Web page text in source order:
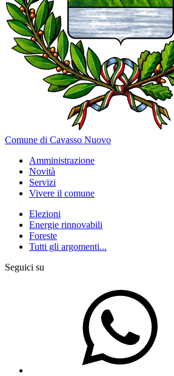
Comune di Cavasso Nuovo
Amministrazione
Novità
Servizi
Vivere il comune
Elezioni
Energie rinnovabili
Foreste
Tutti gli argomenti...
Seguici su